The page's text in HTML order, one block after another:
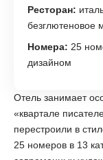
Ресторан:
безглютеновое
Номера: 25
дизайном
Отель занимает
«квартале
перестроили в
25 номеров в 13